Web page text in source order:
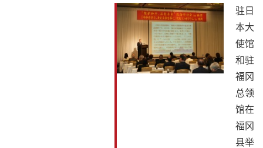
驻日
本大
使馆
和驻
福冈
总领
馆在
福冈
县举